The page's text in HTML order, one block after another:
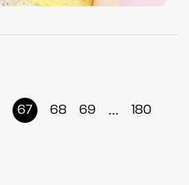
67 68 69 ... 180